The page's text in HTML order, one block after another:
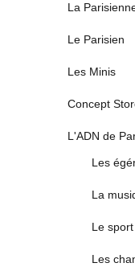
La
Le Parisien
Les Minis
Concept
L'ADN de
Les
La
Le
Les